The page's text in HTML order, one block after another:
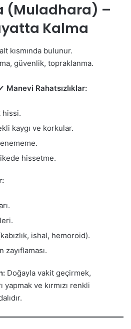
(Muladhara) –
Kalma
kısmında bulunur.
güvenlik, topraklanma.
Manevi Rahatsızlıklar:
hissi.
kaygı ve korkular.
hissetme.
ishal, hemoroid).
zayıflaması.
Doğayla vakit geçirmek,
ve kırmızı renkli